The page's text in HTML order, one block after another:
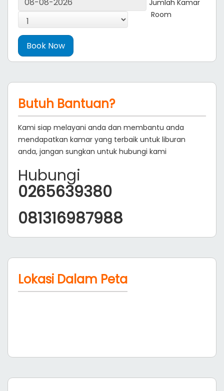
Jumlah Kamar
Room
Butuh Bantuan?
Kami siap melayani anda dan membantu anda
mendapatkan kamar yang terbaik untuk liburan
anda, jangan sungkan untuk hubungi kami
Hubungi
0265639380
081316987988
Lokasi Dalam Peta